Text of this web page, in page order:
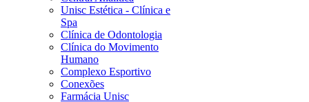
Unisc Estética - Clínica e
Spa
Clínica de Odontologia
Clínica do Movimento
Humano
Complexo Esportivo
Conexões
Farmácia Unisc